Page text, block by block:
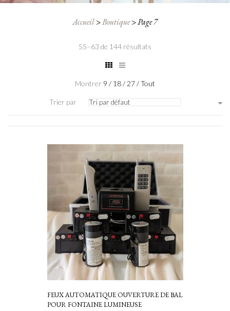
Accueil>Boutique>Page 7
55–63 de 144 résultats
Montrer 9 / 18/ 27/Tout
Trier par Tri par défaut
FEUX AUTOMATIQUE OUVERTURE DE BAL
POUR FONTAINE LUMINEUSE